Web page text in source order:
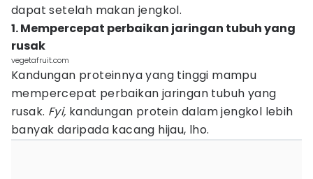
dapat setelah makan jengkol.
1. Mempercepat perbaikan jaringan tubuh yang
rusak
vegetafruit.com
Kandungan proteinnya yang tinggi mampu
mempercepat perbaikan jaringan tubuh yang
rusak. Fyi, kandungan protein dalam jengkol lebih
banyak daripada kacang hijau, lho.